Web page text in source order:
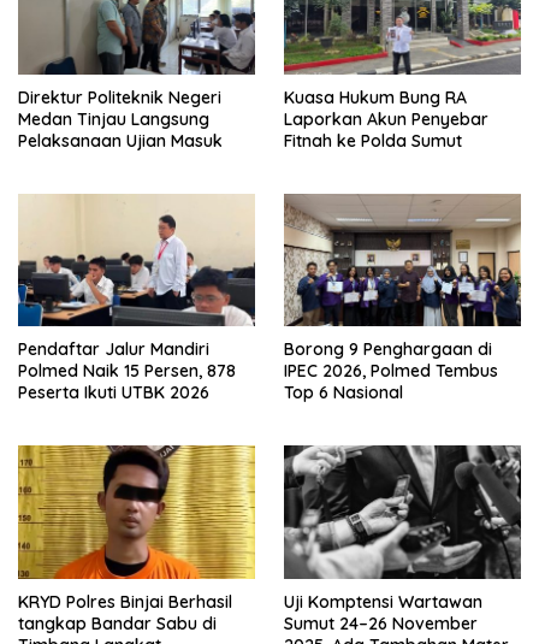
Direktur Politeknik Negeri
Medan Tinjau Langsung
Pelaksanaan Ujian Masuk
Kuasa Hukum Bung RA
Laporkan Akun Penyebar
Fitnah ke Polda Sumut
Pendaftar Jalur Mandiri
Polmed Naik 15 Persen, 878
Peserta Ikuti UTBK 2026
Borong 9 Penghargaan di
IPEC 2026, Polmed Tembus
Top 6 Nasional
KRYD Polres Binjai Berhasil
tangkap Bandar Sabu di
Uji Komptensi Wartawan
Sumut 24–26 November